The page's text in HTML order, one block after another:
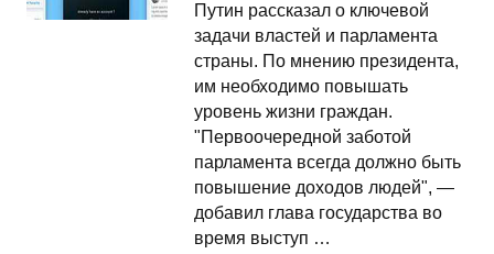
Путин рассказал о ключевой
задачи властей и парламента
страны. По мнению президента,
им необходимо повышать
уровень жизни граждан.
"Первоочередной заботой
парламента всегда должно быть
повышение доходов людей", —
добавил глава государства во
время выступ …